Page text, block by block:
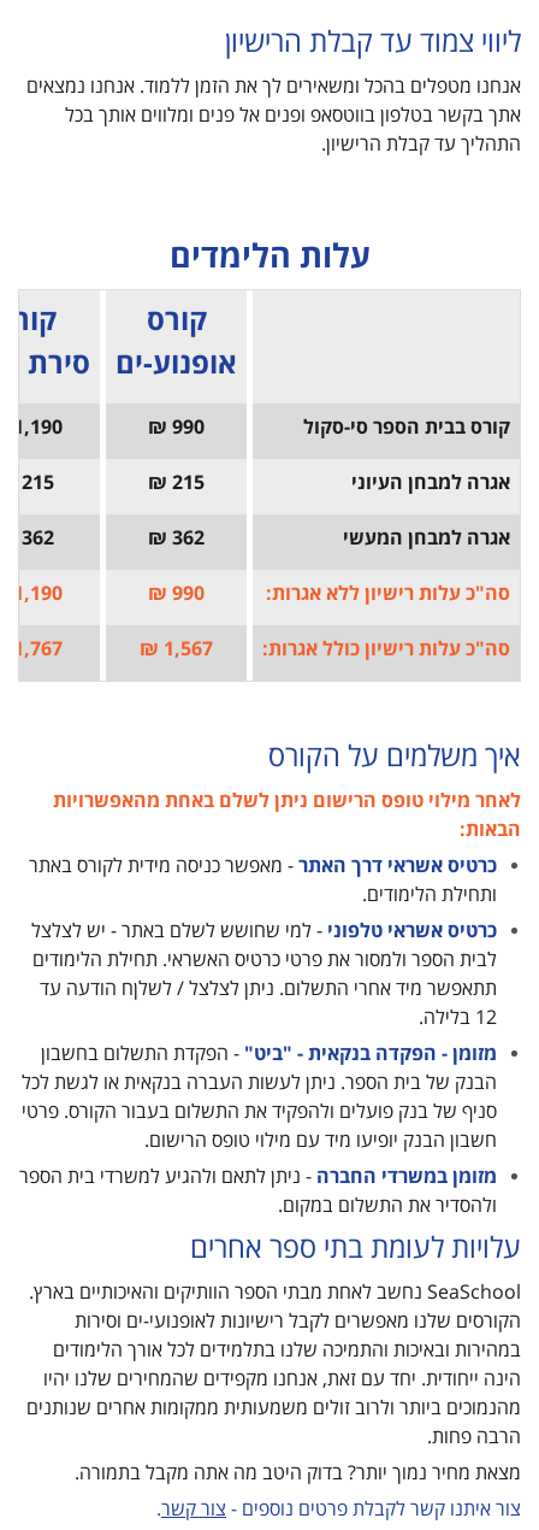
ליווי צמוד עד קבלת הרישיון
אנחנו מטפלים בהכל ומשאירים לך את הזמן ללמוד. אנחנו נמצאים
אתך בקשר בטלפון בווטסאפ ופנים אל פנים ומלווים אותך בכל
התהליך עד קבלת הרישיון.
עלות הלימדים
קורס
אופנוע-ים
סירת
קורס בבית הספר סי-סקול 990 ₪
1,190 ₪
אגרה למבחן העיוני 215 ₪
215 ₪
אגרה למבחן המעשי 362 ₪
362 ₪
סה"כ עלות רישיון ללא אגרות: 990 ₪
1,190 ₪
סה"כ עלות רישיון כולל אגרות: 1,567 ₪
1,767 ₪
איך משלמים על הקורס
לאחר מילוי טופס הרישום ניתן לשלם באחת מהאפשרויות
הבאות:
כרטיס אשראי דרך האתר - מאפשר כניסה מידית לקורס באתר
ותחילת הלימודים.
כרטיס אשראי טלפוני - למי שחושש לשלם באתר - יש לצלצל
לבית הספר ולמסור את פרטי כרטיס האשראי. תחילת הלימודים
תתאפשר מיד אחרי התשלום. ניתן לצלצל / לשלןח הודעה עד
12 בלילה.
מזומן - הפקדה בנקאית - "ביט" - הפקדת התשלום בחשבון
הבנק של בית הספר. ניתן לעשות העברה בנקאית או לגשת לכל
סניף של בנק פועלים ולהפקיד את התשלום בעבור הקורס. פרטי
חשבון הבנק יופיעו מיד עם מילוי טופס הרישום.
מזומן במשרדי החברה - ניתן לתאם ולהגיע למשרדי בית הספר
ולהסדיר את התשלום במקום.
עלויות לעומת בתי ספר אחרים
SeaSchool נחשב לאחת מבתי הספר הוותיקים והאיכותיים בארץ.
הקורסים שלנו מאפשרים לקבל רישיונות לאופנועי-ים וסירות
במהירות ובאיכות והתמיכה שלנו בתלמידים לכל אורך הלימודים
הינה ייחודית. יחד עם זאת, אנחנו מקפידים שהמחירים שלנו יהיו
מהנמוכים ביותר ולרוב זולים משמעותית ממקומות אחרים שנותנים
הרבה פחות.
מצאת מחיר נמוך יותר? בדוק היטב מה אתה מקבל בתמורה.
צור איתנו קשר לקבלת פרטים נוספים - צור קשר.